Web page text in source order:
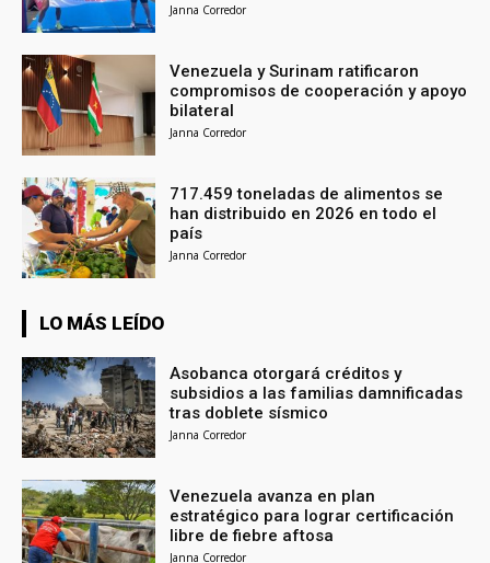
Janna Corredor
Venezuela y Surinam ratificaron
compromisos de cooperación y apoyo
bilateral
Janna Corredor
717.459 toneladas de alimentos se
han distribuido en 2026 en todo el
país
Janna Corredor
LO MÁS LEÍDO
Asobanca otorgará créditos y
subsidios a las familias damnificadas
tras doblete sísmico
Janna Corredor
Venezuela avanza en plan
estratégico para lograr certificación
libre de fiebre aftosa
Janna Corredor